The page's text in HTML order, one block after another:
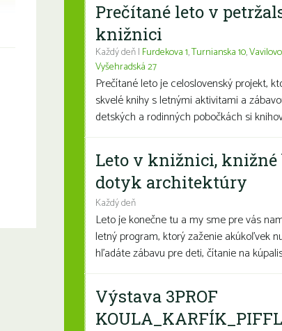
Prečítané leto v
knižnici
Každý deň | Furdekova 1,Turnianska 10,
Vyšehradská 27
Prečítané leto je celoslovenský projekt,
skvelé knihy s letnými aktivitami a
detských a rodinných pobočkách si
Leto v knižnici, knižné
dotyk architektúry
Každý deň
Leto je konečne tu a my sme pre vás
letný program, ktorý zaženie akúkoľvek
hľadáte zábavu pre deti, čítanie na
Výstava 3PROF
KOULA_KARFÍK_PIFFL